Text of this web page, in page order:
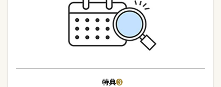
特典❸